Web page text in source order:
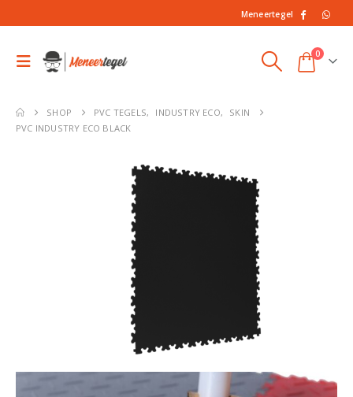
Meneertegel
0
SHOP PVC TEGELS, INDUSTRY ECO,
SKIN
PVC INDUSTRY ECO BLACK